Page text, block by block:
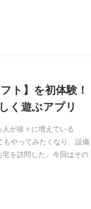
ト】を初体験！
く遊ぶアプリ
が徐々に増えている
もやってみたくなり、設備
を訪問した。今回はその